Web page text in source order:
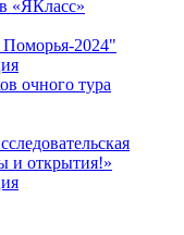
«ЯКласс»
2024"
очного тура
и открытия!»